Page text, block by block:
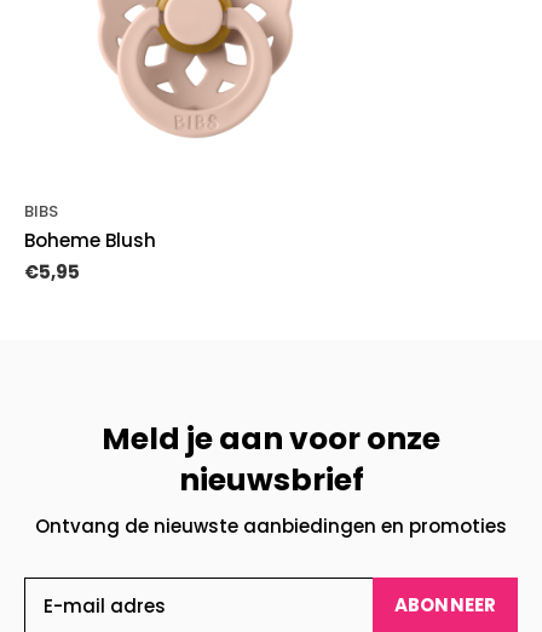
BIBS
Boheme Blush
€5,95
Meld je aan voor onze
nieuwsbrief
Ontvang de nieuwste aanbiedingen en promoties
ABONNEER